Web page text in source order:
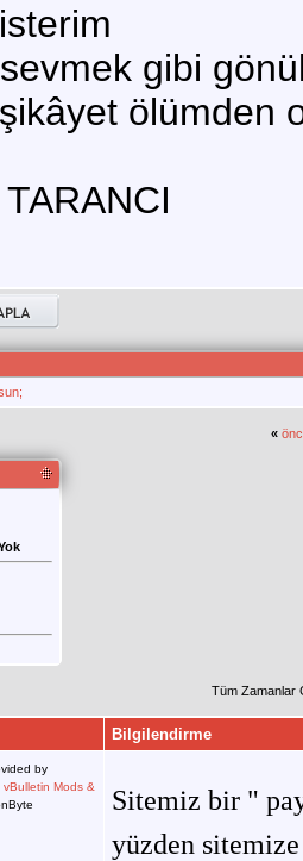
gibi
ölümden
TARANCI
«
Tüm Zamanlar
Bilgilendirme
by
vBulletin Mods &
Sitemiz bir "
yüzden